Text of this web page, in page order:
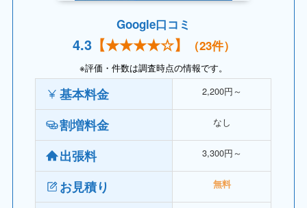
Google口コミ
4.3【★★★★☆】 （23件）
※評価・件数は調査時点の情報です。
基本料金 2,200円～
割増料金 なし
出張料 3,300円～
お見積り 無料